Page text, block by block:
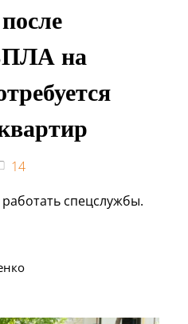
на
14
спецслужбы.